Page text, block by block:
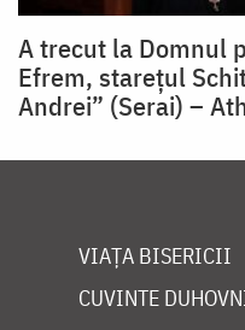
A trecut la Domnul
Efrem, starețul
Andrei” (Serai) –
VIAȚA BISERICII
CUVINTE